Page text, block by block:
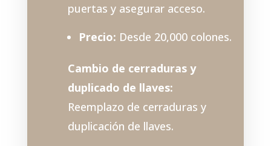
puertas y asegurar acceso.
Precio: Desde 20,000 colones.
Cambio de cerraduras y
duplicado de llaves:
Reemplazo de cerraduras y
duplicación de llaves.